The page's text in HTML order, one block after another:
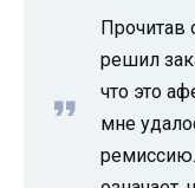
Прочитав
решил
что это
мне